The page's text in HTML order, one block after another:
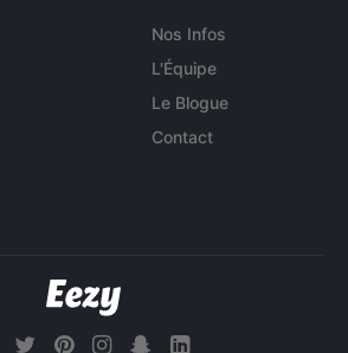
Nos Infos
L'Équipe
Le Blogue
Contact